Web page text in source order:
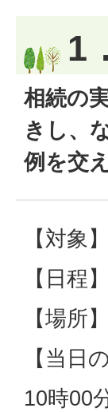
1
相続の
きし、
例を交
【対象
【日程
【場所
【当日
10時00